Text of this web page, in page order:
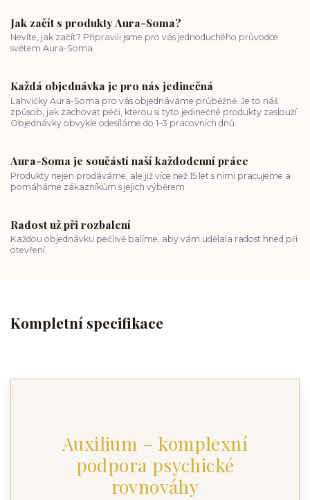
Jak začít s produkty Aura-Soma?
Nevíte, jak začít? Připravili jsme pro vás jednoduchého průvodce
světem Aura-Soma.
Každá objednávka je pro nás jedinečná
Lahvičky Aura-Soma pro vás objednáváme průběžně. Je to náš
způsob, jak zachovat péči, kterou si tyto jedinečné produkty zaslouží.
Objednávky obvykle odesíláme do 1–3 pracovních dnů.
Aura-Soma je součástí naší každodenní práce
Produkty nejen prodáváme, ale již více než 15 let s nimi pracujeme a
pomáháme zákazníkům s jejich výběrem.
Radost už při rozbalení
Každou objednávku pečlivě balíme, aby vám udělala radost hned při
otevření.
Kompletní specifikace
Auxilium – komplexní
podpora psychické
rovnováhy